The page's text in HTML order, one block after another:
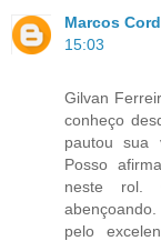
Marcos
15:03
Gilvan
conheço
pautou sua
Posso
neste rol.
pelo